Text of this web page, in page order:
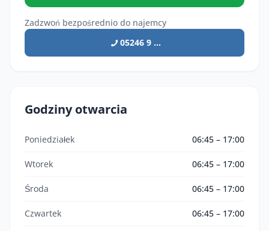
Zadzwoń bezpośrednio do najemcy
05246 9 ...
Godziny otwarcia
Poniedziałek 06:45 – 17:00
Wtorek 06:45 – 17:00
Środa 06:45 – 17:00
Czwartek 06:45 – 17:00